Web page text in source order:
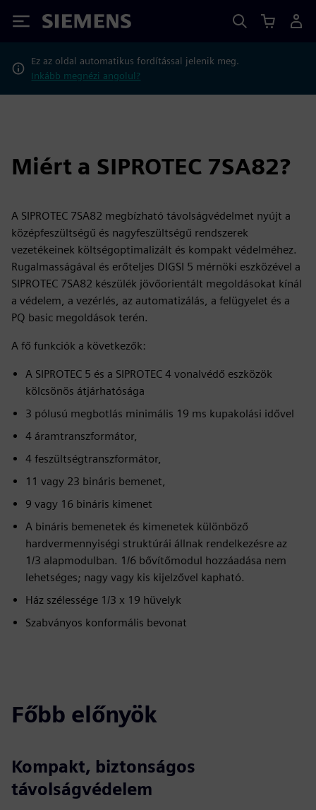
Siemens
Ez az oldal automatikus fordítással jelenik meg.
Inkább megnézi angolul?
Miért a SIPROTEC 7SA82?
A SIPROTEC 7SA82 megbízható távolságvédelmet nyújt a
középfeszültségű és nagyfeszültségű rendszerek
vezetékeinek költségoptimalizált és kompakt védelméhez.
Rugalmasságával és erőteljes DIGSI 5 mérnöki eszközével a
SIPROTEC 7SA82 készülék jövőorientált megoldásokat kínál
a védelem, a vezérlés, az automatizálás, a felügyelet és a
PQ basic megoldások terén.
A fő funkciók a következők:
A SIPROTEC 5 és a SIPROTEC 4 vonalvédő eszközök
kölcsönös átjárhatósága
3 pólusú megbotlás minimális 19 ms kupakolási idővel
4 áramtranszformátor,
4 feszültségtranszformátor,
11 vagy 23 bináris bemenet,
9 vagy 16 bináris kimenet
A bináris bemenetek és kimenetek különböző
hardvermennyiségi struktúrái állnak rendelkezésre az
1/3 alapmodulban. 1/6 bővítőmodul hozzáadása nem
lehetséges; nagy vagy kis kijelzővel kapható.
Ház szélessége 1/3 x 19 hüvelyk
Szabványos konformális bevonat
Főbb előnyök
Kompakt, biztonságos
távolságvédelem